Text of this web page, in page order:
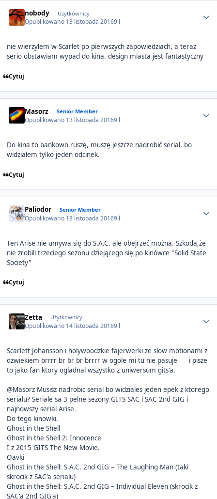
nobody Użytkownicy
Opublikowano 13 listopada 20169 l
nie wierzyłem w Scarlet po pierwszych zapowiedziach, a teraz
serio obstawiam wypad do kina. design miasta jest fantastyczny
Cytuj
Masorz Senior Member
Opublikowano 13 listopada 20169 l
Do kina to bankowo ruszę, muszę jeszcze nadrobić serial, bo
widziałem tylko jeden odcinek.
Cytuj
Paliodor Senior Member
Opublikowano 13 listopada 20169 l
Ten Arise nie umywa się do S.A.C. ale obejrzeć można. Szkoda,że
nie zrobili trzeciego sezonu dziejącego się po kinówce "Solid State
Society"
Cytuj
Zetta Użytkownicy
Opublikowano 14 listopada 20169 l
Scarlett Johansson i holywoodzkie fajerwerki ze slow motionami z
dzwiekiem brrrr br br br brrrr w ogole mi tu nie pasuje
i pisze
to jako fan ktory ogladnal wszystko z uniwersum gits'a.
@Masorz Musisz nadrobic serial bo widziales jeden epek z ktorego
serialu? Seriale sa 3 pelne sezony GITS SAC i SAC 2nd GIG i
najnowszy serial Arise.
Do tego kinowki.
Ghost in the Shell
Ghost in the Shell 2: Innocence
I z 2015 GITS The New Movie.
Oavki
Ghost in the Shell: S.A.C. 2nd GIG – The Laughing Man (taki
skrocik z SAC'a serialu)
Ghost in the Shell: S.A.C. 2nd GIG – Individual Eleven (skrocik z
SAC'a 2nd GIG'a)